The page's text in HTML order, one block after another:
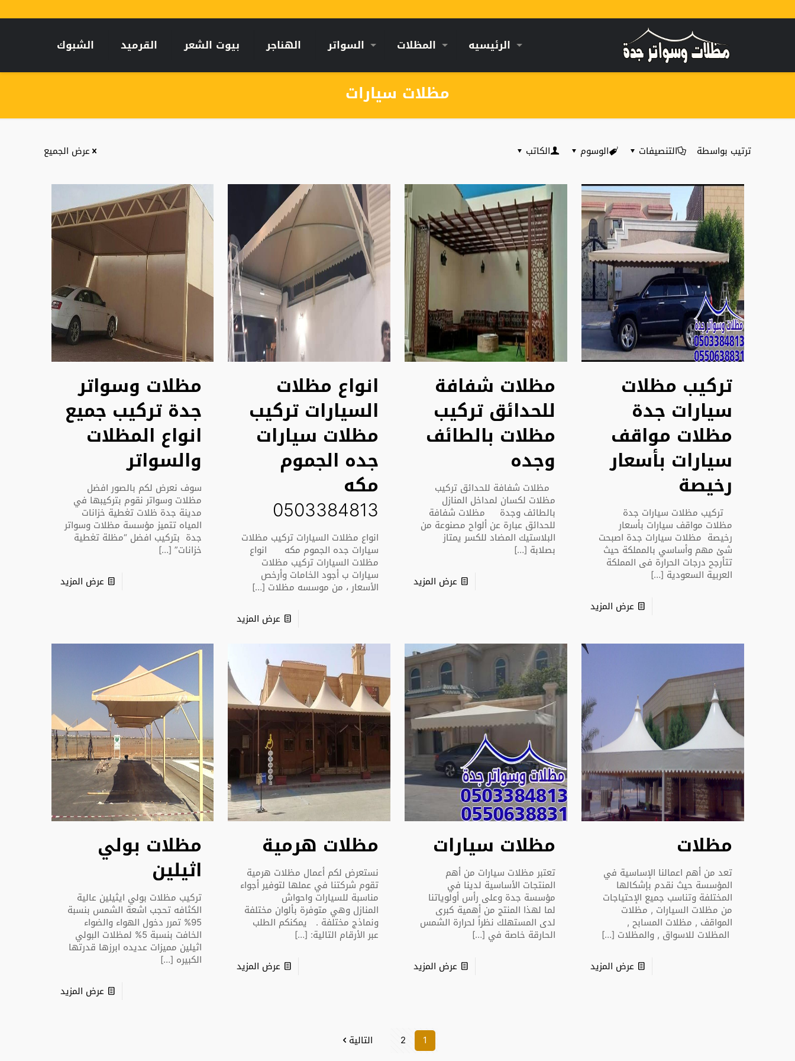
الرئيسيه المظلات السواتر الهناجر بيوت الشعر القرميد الشبوك
مظلات سيارات
ترتيب بواسطة التنصيفات الوسوم الكاتب عرض الجميع
تركيب مظلات
سيارات جدة
مظلات مواقف
سيارات بأسعار
رخيصة
تركيب مظلات سيارات جدة
مظلات مواقف سيارات بأسعار
رخيصة مظلات سيارات جدة اصبحت
شئ مهم وأساسي بالمملكة حيث
تتأرجح درجات الحرارة فى المملكة
العربية السعودية […]
عرض المزيد
مظلات شفافة
للحدائق تركيب
مظلات بالطائف
وجده
مظلات شفافة للحدائق تركيب
مظلات لكسان لمداخل المنازل
بالطائف وجدة مظلات شفافة
للحدائق عبارة عن ألواح مصنوعة من
البلاستيك المضاد للكسر يمتاز
بصلابة […]
عرض المزيد
انواع مظلات
السيارات تركيب
مظلات سيارات
جده الجموم
مكه
0503384813
انواع مظلات السيارات تركيب مظلات
سيارات جده الجموم مكه انواع
مظلات السيارات تركيب مظلات
سيارات ب أجود الخامات وأرخص
الأسعار ، من موسسه مظلات […]
عرض المزيد
مظلات وسواتر
جدة تركيب جميع
انواع المظلات
والسواتر
سوف نعرض لكم بالصور افضل
مظلات وسواتر نقوم بتركيبها في
مدينة جدة ظلات تغطية خزانات
المياه تتميز مؤسسة مظلات وسواتر
جدة بتركيب افضل “مظلة تغطية
خزانات”[…]
عرض المزيد
مظلات
تعد من أهم اعمالنا الإساسية في
المؤسسة حيث نقدم بإشكالها
المختلفة وتناسب جميع الإحتياجات
من مظلات السيارات , مظلات
المواقف , مظلات المسابح ,
المظلات للاسواق , والمظلات […]
عرض المزيد
مظلات سيارات
تعتبر مظلات سيارات من أهم
المنتجات الأساسية لدينا في
مؤسسة جدة وعلى رأس أولوياتنا
لما لهذا المنتج من أهمية كبرى
لدى المستهلك نظراً لحرارة الشمس
الحارقة خاصة في […]
عرض المزيد
مظلات هرمية
نستعرض لكم أعمال مظلات هرمية
تقوم شركتنا في عملها لتوفير أجواء
مناسبة للسيارات واحواش
المنازل وهي متوفرة بألوان مختلفة
ونماذج مختلفة . يمكنكم الطلب
عبر الأرقام التالية: […]
عرض المزيد
مظلات بولي
اثيلين
تركيب مظلات بولي ايثيلين عالية
الكثافه تحجب اشعة الشمس بنسبة
95% تمرر دخول الهواء والضواء
الخافت بنسبة 5% لمظلات البولي
اثيلين مميزات عديده ابرزها قدرتها
الكبيره […]
عرض المزيد
1
2 التالية